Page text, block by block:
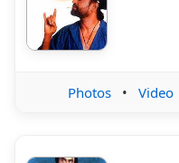
Photos • Video